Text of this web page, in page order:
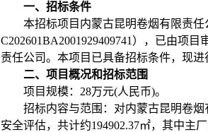
一、招标条件
本招标项目内蒙古昆明卷烟有限责任
C202601BA2001929409741），已由项
责任公司。本项目已具备招标条件，现进
二、项目概况和招标范围
项目规模：28万元(人民币)。
招标内容与范围：对内蒙古昆明卷
安全评估，共计约194902.37㎡，其中主